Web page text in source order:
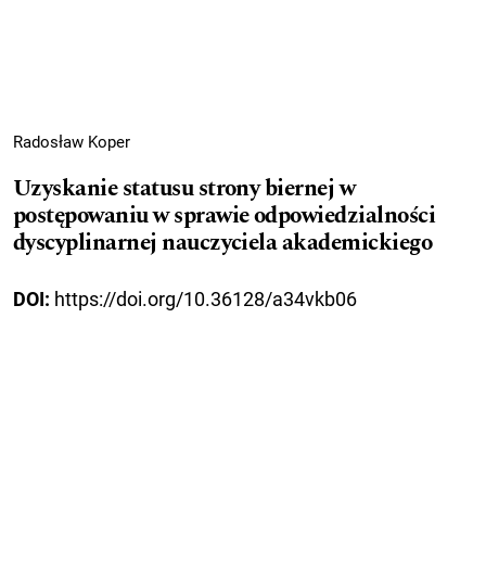
Radosław Koper
Uzyskanie statusu strony biernej w
postępowaniu w sprawie odpowiedzialności
dyscyplinarnej nauczyciela akademickiego
DOI: https://doi.org/10.36128/a34vkb06